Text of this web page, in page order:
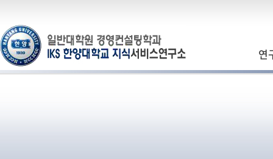
연